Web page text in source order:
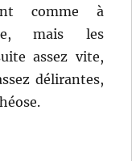
comme à
mais les
assez vite,
délirantes,